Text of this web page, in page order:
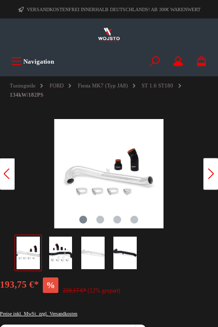
VERSANDKOSTENFREI INNERHALB DEUTSCHLANDS! AB 300€ WARENWERT
Navigation
Tuningteile FORD Fiesta MK7 (Typ JA8)
ST 1.6 ST180
134kW/182PS
193,75 €* %
220,17 €* (12% gespart)
Preise inkl. MwSt. zzgl. Versandkosten